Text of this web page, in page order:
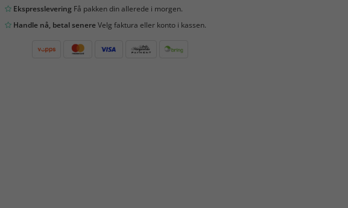
EkspressleveringFå pakken din allerede i morgen.
Handle nå, betal senereVelg faktura eller konto i kassen.